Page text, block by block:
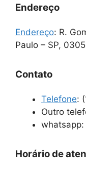
Endereço
Endereço: R.
Paulo – SP,
Contato
Telefone:
Outro
whatsapp:
Horário de